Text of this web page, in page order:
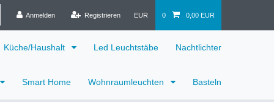
Anmelden Registrieren EUR 0 0,00 EUR
Küche/Haushalt Led Leuchtstäbe Nachtlichter
Smart Home Wohnraumleuchten Basteln